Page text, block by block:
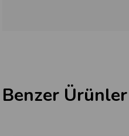
Benzer Ürünler